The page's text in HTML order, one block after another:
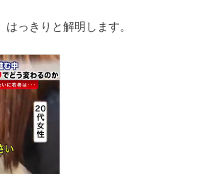
っきりと解明します。